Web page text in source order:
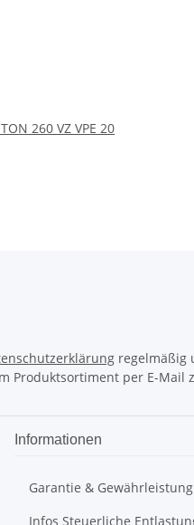
260 VZ VPE 20
regelmäßig
Produktsortiment per E-Mail
Informationen
Garantie & Gewährleistung
Infos Steuerliche